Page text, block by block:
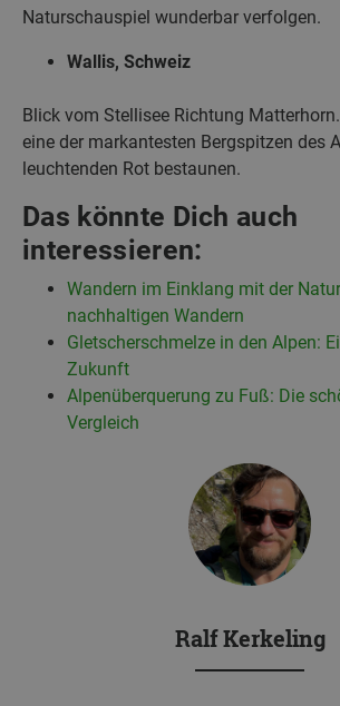
Naturschauspiel wunderbar verfolgen.
Wallis, Schweiz
Blick vom Stellisee Richtung
eine der markantesten Bergspitzen des
leuchtenden Rot bestaunen.
Das könnte Dich auch
interessieren:
Wandern im Einklang mit der
nachhaltigen Wandern
Gletscherschmelze in den Alpen:
Zukunft
Alpenüberquerung zu Fuß: Die
Vergleich
Ralf Kerkeling